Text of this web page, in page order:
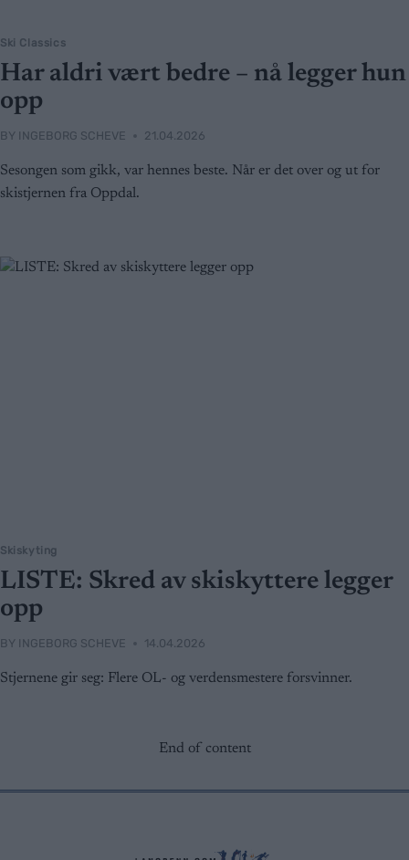
Ski Classics
Har aldri vært bedre – nå legger hun
opp
BY INGEBORG SCHEVE 21.04.2026
Sesongen som gikk, var hennes beste. Når er det over og ut for
skistjernen fra Oppdal.
Skiskyting
LISTE: Skred av skiskyttere legger
opp
BY INGEBORG SCHEVE 14.04.2026
Stjernene gir seg: Flere OL- og verdensmestere forsvinner.
End of content